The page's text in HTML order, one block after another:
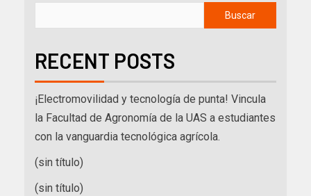
Buscar
RECENT POSTS
¡Electromovilidad y tecnología de punta! Vincula
la Facultad de Agronomía de la UAS a estudiantes
con la vanguardia tecnológica agrícola.
(sin título)
(sin título)